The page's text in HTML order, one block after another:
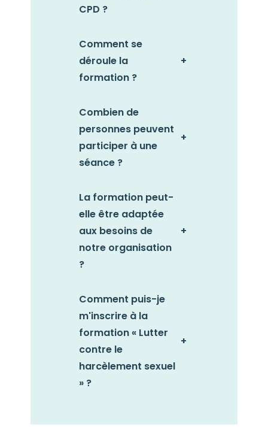
CPD ?
Comment se
déroule la
formation ?
+
Combien de
personnes peuvent
participer à une
séance ?
+
La formation peut-
elle être adaptée
aux besoins de
notre organisation
?
+
Comment puis-je
m'inscrire à la
formation « Lutter
contre le
harcèlement sexuel
» ?
+